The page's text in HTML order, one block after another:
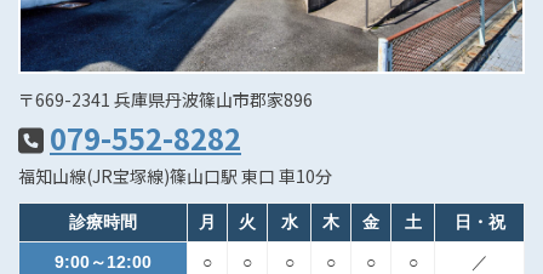
〒669-2341 兵庫県丹波篠山市郡家896
079-552-8282
福知山線(JR宝塚線)篠山口駅 東口 車10分
診療時間 月 火 水 木 金 土 日・祝
9:00～12:00 ○ ○ ○ ○ ○ ○ ／